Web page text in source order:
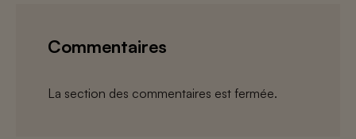
Commentaires
La section des commentaires est fermée.